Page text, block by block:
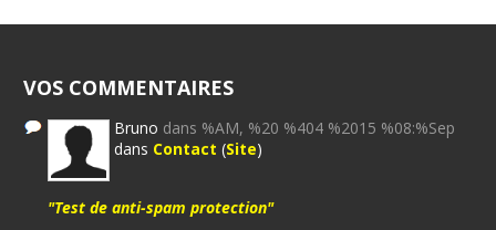
VOS COMMENTAIRES
Bruno dans %AM, %20 %404 %2015 %08:%Sep
dans Contact (Site)
"Test de anti-spam protection"